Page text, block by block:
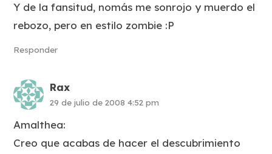
Y de la fansitud, nomás me sonrojo y muerdo el
rebozo, pero en estilo zombie :P
Responder
Rax
29 de julio de 2008 4:52 pm
Amalthea:
Creo que acabas de hacer el descubrimiento